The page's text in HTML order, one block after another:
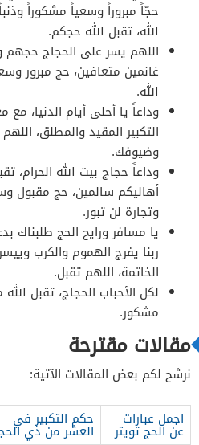
حجّاً مبروراً وسعياً مشكوراً
الله، تقبل الله حجكم.
اللهم يسر على الحجاج حجهم
غانمين متعافين، حج مبرور
الله.
وداعاً يا أحلى أيام الدنيا،
التكبير المقيد والمطلق،
وضيوفك.
وداعاً حجاج بيت الله الحرام،
أهاليكم سالمين، حج
وتجارة لن تبور.
يا مسافر ورايح الحج طلبناك
ربنا يفرج الهموم والكرب
الخاتمة، اللهم تقبل.
لكل الأحباب الحجاج، تقبل
مشكور.
مقالات مقترحة
نرشح لكم بعض المقالات الآتية:
اجمل عبارات
عن الحج تويتر
حكم التكبير في
العشر من ذي